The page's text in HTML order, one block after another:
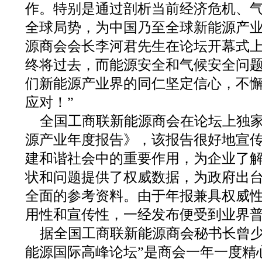
作。特别是通过剖析当前经济危机、
全球局势，为中国乃至全球新能源产
源商会会长李河君先生在论坛开幕式
终将过去，而能源安全和气候安全问
们新能源产业界的同仁坚定信心，不
应对！”
全国工商联新能源商会在论坛上独
源产业年度报告》，该报告很好地宣
建和谐社会中的重要作用，为企业了
状和问题提供了权威数据，为政府出
全面的参考资料。由于年报兼具权威
用性和宣传性，一经发布便受到业界
据全国工商联新能源商会秘书长曾
能源国际高峰论坛”是商会一年一度